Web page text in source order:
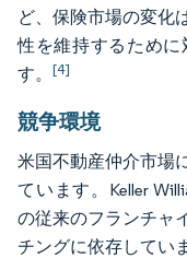
ど、保険市場の変化
性を維持するために
す。 [4]
競争環境
米国不動産仲介市場
ています。Keller
の従来のフランチャ
チングに依存してい